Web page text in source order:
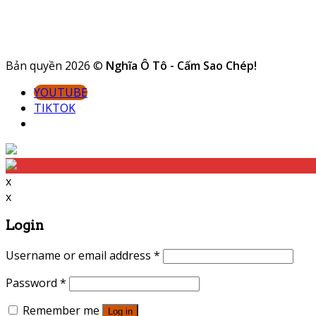
Bản quyền 2026 © Nghĩa Ô Tô - Cấm Sao Chép!
YOUTUBE
TIKTOK
x
x
Login
Username or email address *
Password *
Remember me
Log in